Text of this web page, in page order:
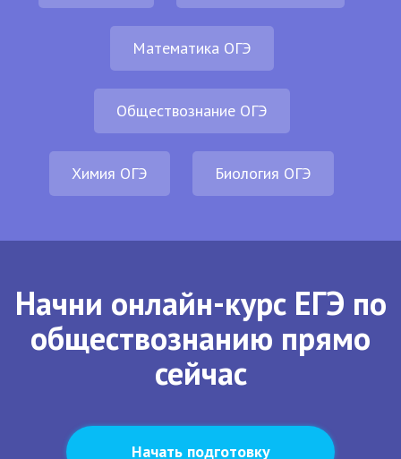
Математика ОГЭ
Обществознание ОГЭ
Химия ОГЭ Биология ОГЭ
Начни онлайн-курс ЕГЭ по
обществознанию прямо
сейчас
Начать подготовку